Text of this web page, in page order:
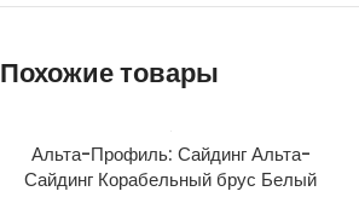
Похожие товары
Альта-Профиль: Сайдинг Альта-
Сайдинг Корабельный брус Белый